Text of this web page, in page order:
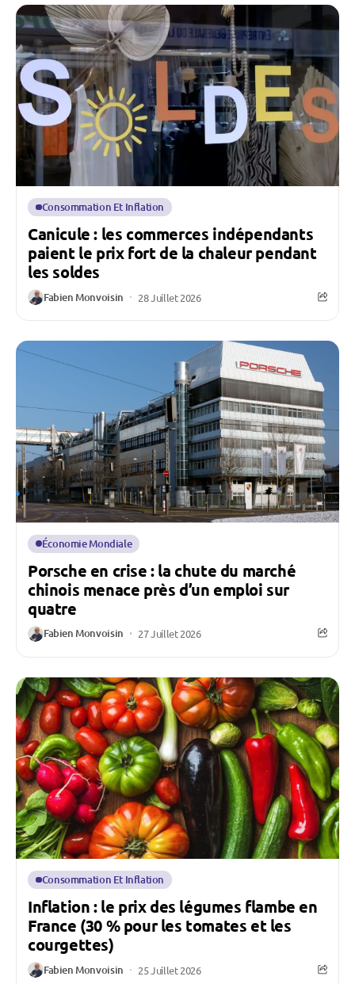
Consommation Et Inflation
Canicule : les commerces indépendants
paient le prix fort de la chaleur pendant
les soldes
Fabien Monvoisin 28 Juillet 2026
Économie Mondiale
Porsche en crise : la chute du marché
chinois menace près d’un emploi sur
quatre
Fabien Monvoisin 27 Juillet 2026
Consommation Et Inflation
Inflation : le prix des légumes flambe en
France (30 % pour les tomates et les
courgettes)
Fabien Monvoisin 25 Juillet 2026